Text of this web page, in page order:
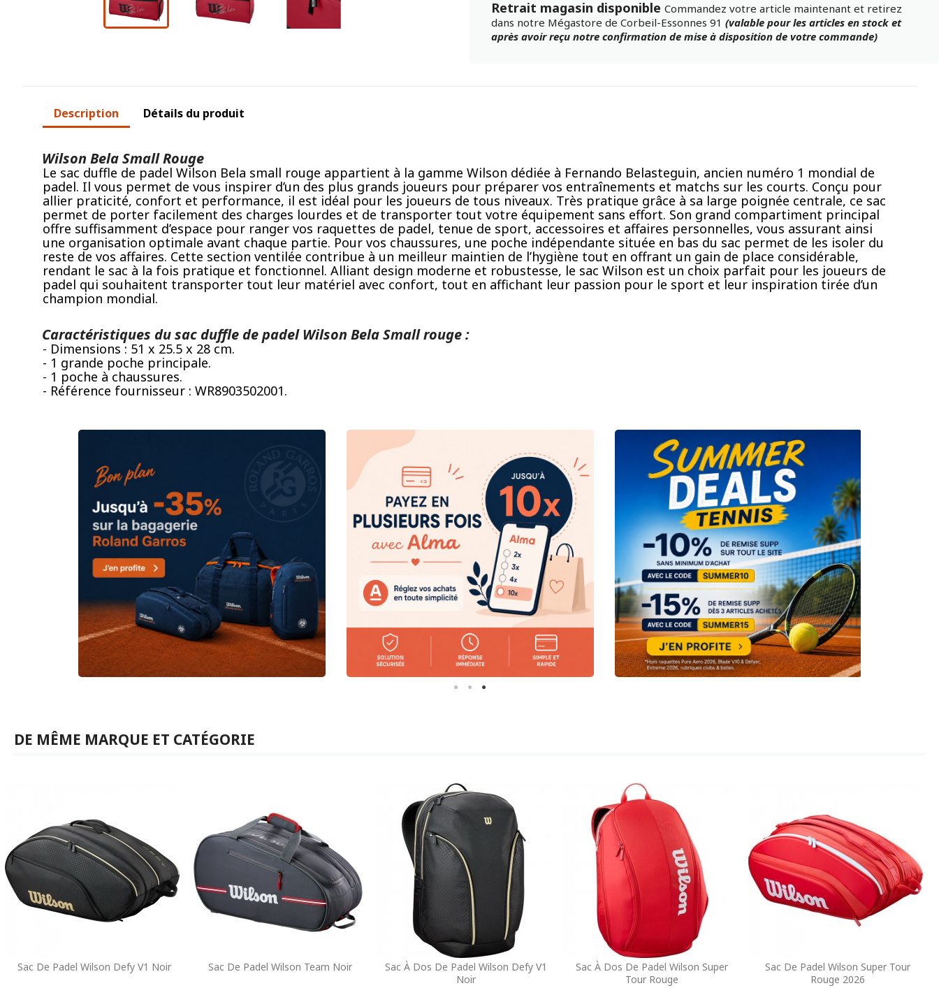
Retrait magasin disponible Commandez votre article maintenant et retirez
dans notre Mégastore de Corbeil-Essonnes 91 (valable pour les articles en stock et
après avoir reçu notre confirmation de mise à disposition de votre commande)
Description Détails du produit
Wilson Bela Small Rouge
Le sac duffle de padel Wilson Bela small rouge appartient à la gamme Wilson dédiée à Fernando Belasteguin, ancien numéro 1 mondial de
padel. Il vous permet de vous inspirer d’un des plus grands joueurs pour préparer vos entraînements et matchs sur les courts. Conçu pour
allier praticité, confort et performance, il est idéal pour les joueurs de tous niveaux. Très pratique grâce à sa large poignée centrale, ce sac
permet de porter facilement des charges lourdes et de transporter tout votre équipement sans effort. Son grand compartiment principal
offre suffisamment d’espace pour ranger vos raquettes de padel, tenue de sport, accessoires et affaires personnelles, vous assurant ainsi
une organisation optimale avant chaque partie. Pour vos chaussures, une poche indépendante située en bas du sac permet de les isoler du
reste de vos affaires. Cette section ventilée contribue à un meilleur maintien de l’hygiène tout en offrant un gain de place considérable,
rendant le sac à la fois pratique et fonctionnel. Alliant design moderne et robustesse, le sac Wilson est un choix parfait pour les joueurs de
padel qui souhaitent transporter tout leur matériel avec confort, tout en affichant leur passion pour le sport et leur inspiration tirée d’un
champion mondial.
Caractéristiques du sac duffle de padel Wilson Bela Small rouge :
- Dimensions : 51 x 25.5 x 28 cm.
- 1 grande poche principale.
- 1 poche à chaussures.
- Référence fournisseur : WR8903502001.
DE MÊME MARQUE ET CATÉGORIE
Sac De Padel Wilson Defy V1 Noir Sac De Padel Wilson Team Noir
Sac À Dos De Padel Wilson Defy V1
Noir
Sac À Dos De Padel Wilson Super
Tour Rouge
Sac De Padel Wilson Super Tour
Rouge 2026